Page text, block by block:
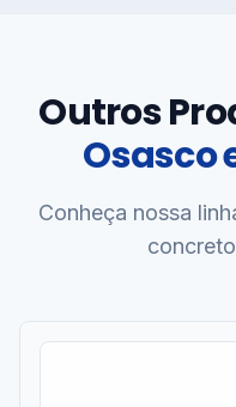
Outros
Osasco
Conheça nossa